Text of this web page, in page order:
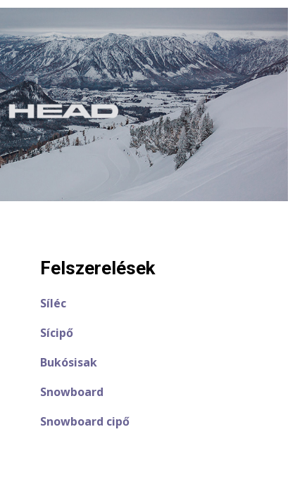
Felszerelések
Síléc
Sícipő
Bukósisak
Snowboard
Snowboard cipő